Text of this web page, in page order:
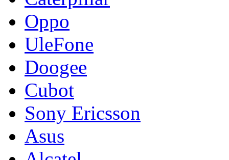
Oppo
UleFone
Doogee
Cubot
Sony Ericsson
Asus